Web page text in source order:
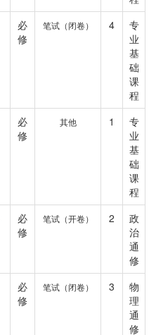
必
修
笔试（闭卷） 4
专
业
基
础
课
程
必
修
其他 1
专
业
基
础
课
程
必
修
笔试（开卷） 2
政
治
通
修
必
修
笔试（闭卷） 3
物
理
通
修